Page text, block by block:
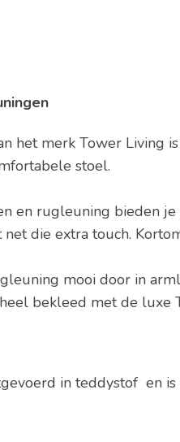
het merk Tower Living
stoel.
en rugleuning bieden
die extra touch.
mooi door in
bekleed met de luxe
in teddystof en